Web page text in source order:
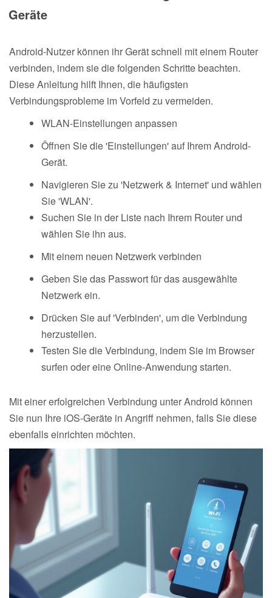
Geräte
Android-Nutzer können ihr Gerät schnell mit einem Router
verbinden, indem sie die folgenden Schritte beachten.
Diese Anleitung hilft Ihnen, die häufigsten
Verbindungsprobleme im Vorfeld zu vermeiden.
WLAN-Einstellungen anpassen
Öffnen Sie die 'Einstellungen' auf Ihrem Android-
Gerät.
Navigieren Sie zu 'Netzwerk & Internet' und wählen
Sie 'WLAN'.
Suchen Sie in der Liste nach Ihrem Router und
wählen Sie ihn aus.
Mit einem neuen Netzwerk verbinden
Geben Sie das Passwort für das ausgewählte
Netzwerk ein.
Drücken Sie auf 'Verbinden', um die Verbindung
herzustellen.
Testen Sie die Verbindung, indem Sie im Browser
surfen oder eine Online-Anwendung starten.
Mit einer erfolgreichen Verbindung unter Android können
Sie nun Ihre iOS-Geräte in Angriff nehmen, falls Sie diese
ebenfalls einrichten möchten.